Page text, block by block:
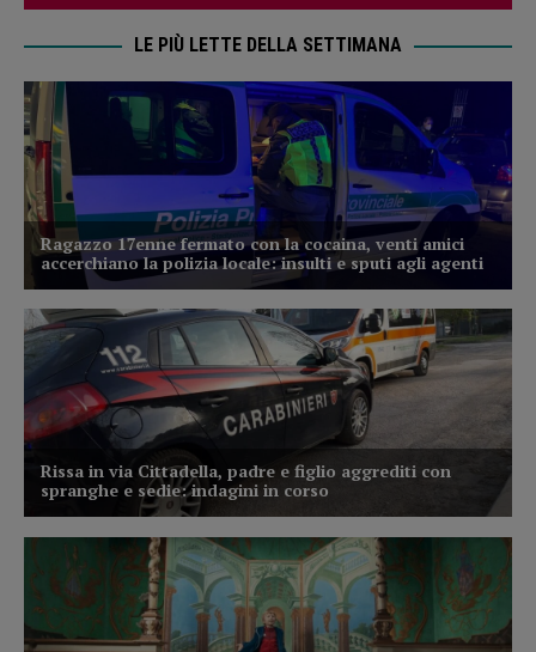
LE PIÙ LETTE DELLA SETTIMANA